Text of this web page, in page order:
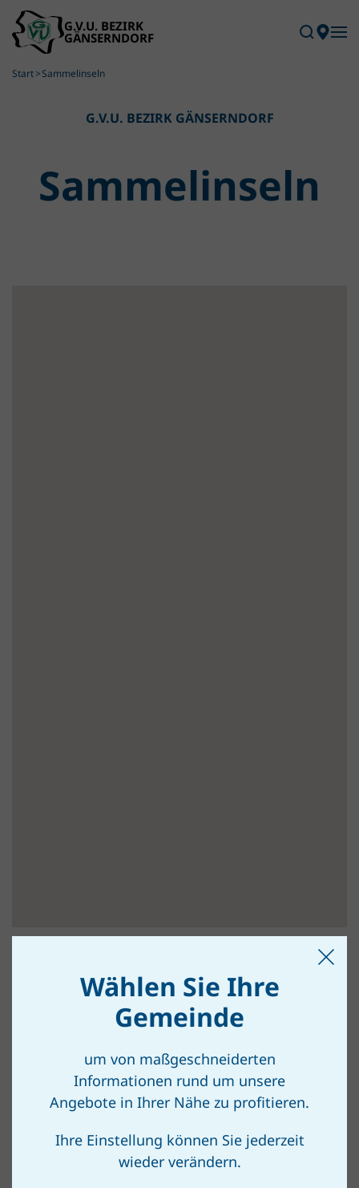
Skip to main content
Start Sammelinseln
G.V.U. BEZIRK GÄNSERNDORF
Sammel­inseln
SPANNBERG
Spannberg – Hauptplatz
Hauptplatz 8, 2244 Spannberg
Wählen Sie Ihre
Gemeinde
um von maßgeschneiderten
Informationen rund um unsere
Angebote in Ihrer Nähe zu profitieren.
Ihre Einstellung können Sie jederzeit
wieder verändern.